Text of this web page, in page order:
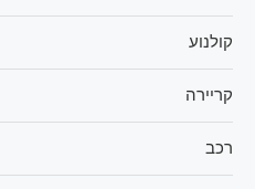
קולנוע
קריירה
רכב